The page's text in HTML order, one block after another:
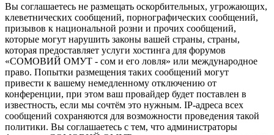
Вы соглашаетесь не размещать оскорбительных, угрожающих,
клеветнических сообщений, порнографических сообщений,
призывов к национальной розни и прочих сообщений,
которые могут нарушить законы вашей страны, страны,
которая предоставляет услуги хостинга для форумов
«СОМОВИЙ ОМУТ - сом и его ловля» или международное
право. Попытки размещения таких сообщений могут
привести к вашему немедленному отключению от
конференции, при этом ваш провайдер будет поставлен в
известность, если мы сочтём это нужным. IP-адреса всех
сообщений сохраняются для возможности проведения такой
политики. Вы соглашаетесь с тем, что администраторы